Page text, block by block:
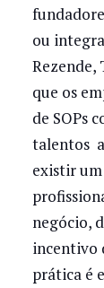
ou
Rezende,
que os
de SOPs
talentos
existir
negócio,
incentivo
prática é